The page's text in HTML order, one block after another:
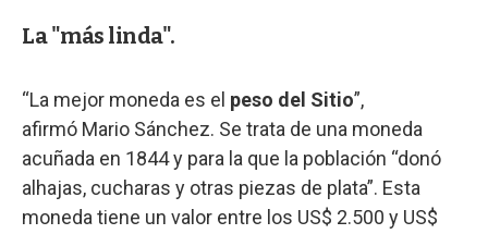
La "más linda".
“La mejor moneda es el peso del Sitio”,
afirmó Mario Sánchez. Se trata de una moneda
acuñada en 1844 y para la que la población “donó
alhajas, cucharas y otras piezas de plata”. Esta
moneda tiene un valor entre los US$ 2.500 y US$